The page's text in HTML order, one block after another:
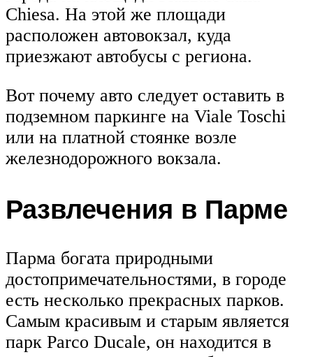
Chiesa. На этой же площади
расположен автовокзал, куда
приезжают автобусы с региона.
Вот почему авто следует оставить в
подземном паркинге на Viale Toschi
или на платной стоянке возле
железнодорожного вокзала.
Развлечения в Парме
Парма богата природными
достопримечательностями, в городе
есть несколько прекрасных парков.
Самым красивым и старым является
парк Parco Ducale, он находится в